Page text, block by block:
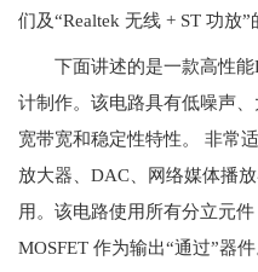
们及“Realtek 无线 + ST 功放”
下面讲述的是一款高性能
计制作。该电路具有低噪声
宽带宽和稳定性特性。 非常
放大器、DAC、网络媒体播
用。该电路使用所有分立元
MOSFET 作为输出“通过”器